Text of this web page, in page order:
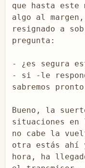
que hasta este
algo al
resignado a
pregunta:
- ¿es segura
- si -le
sabremos
Bueno, la
situaciones en
no cabe la
otra estás ahí
hora, ha